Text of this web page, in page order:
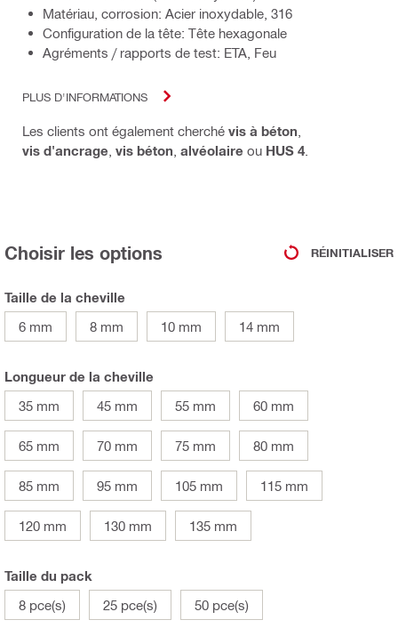
Matériau, corrosion: Acier inoxydable, 316
Configuration de la tête: Tête hexagonale
Agréments / rapports de test: ETA, Feu
PLUS D'INFORMATIONS
Les clients ont également cherché vis à béton
vis d'ancrage vis béton alvéolaire ou HUS 4.
Choisir les options RÉINITIALISER
Taille de la cheville
6 mm
8 mm 10 mm 14 mm
Longueur de la cheville
35 mm
45 mm 55 mm 60 mm
65 mm 70 mm 75 mm 80 mm
85 mm 95 mm 105 mm 115 mm
120 mm 130 mm 135 mm
Taille du pack
8 pce(s)
25 pce(s) 50 pce(s)